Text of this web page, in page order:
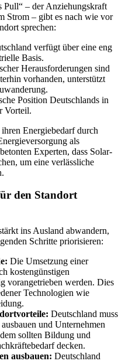
Pull“ – der Anziehungskraft
Strom – gibt es nach wie vor
sprechen:
verfügt über eine eng
Basis.
Herausforderungen sind
vorhanden, unterstützt
Position Deutschlands in
Vorteil.
Energiebedarf durch
als
Experten, dass Solar-
um eine verlässliche
den Standort
ins Ausland abwandern,
Schritte priorisieren:
Die Umsetzung einer
kostengünstigen
vorangetrieben werden. Dies
Technologien wie
Deutschland muss
und Unternehmen
sollten Bildung und
decken.
ausbauen: Deutschland